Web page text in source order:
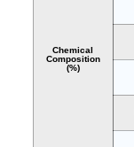
Chemical
Composition
(%)